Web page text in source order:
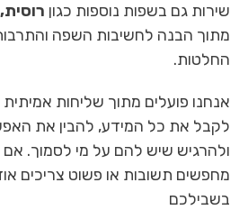
שירות גם בשפות נוספות כגון
מתוך הבנה לחשיבות השפה
החלטות.
אנחנו פועלים מתוך שליחות
לקבל את כל המידע, להבין את
ולהרגיש שיש להם על מי לסמוך.
מחפשים תשובות או פשוט צריכים
בשבילכם